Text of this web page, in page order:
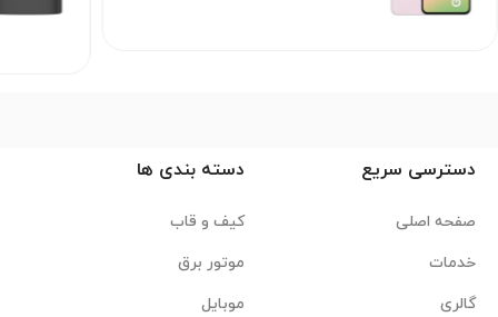
دسترسی سریع
صفحه اصلی
خدمات
گالری
دسته بندی ها
کیف و قاب
موتور برق
موبایل